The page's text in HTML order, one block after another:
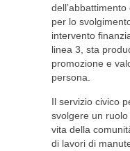
per lo
intervento
linea 3, sta
promozione e
persona.
Il servizio civico
svolgere un
vita della
di lavori di